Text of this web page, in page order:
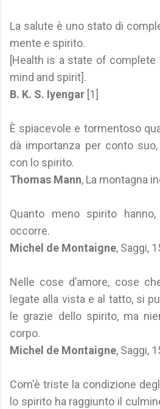
La salute è uno stato di
mente e spirito.
[Health is a state of complete
mind and spirit].
B. K. S. Iyengar [1]
È spiacevole e tormentoso
dà importanza per conto
con lo spirito.
Thomas Mann, La montagna
Quanto meno spirito
occorre.
Michel de Montaigne, Saggi,
Nelle cose d’amore, cose
legate alla vista e al tatto, si
le grazie dello spirito, ma
corpo.
Michel de Montaigne, Saggi,
Com'è triste la condizione
lo spirito ha raggiunto il